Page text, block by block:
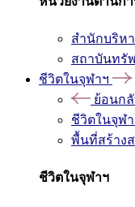
สำนักบริห
สถาบันทรั
ชีวิตในจุฬาฯ
ย้อนก
ชีวิตในจุฬ
พื้นที่สร้าง
ชีวิตในจุฬาฯ